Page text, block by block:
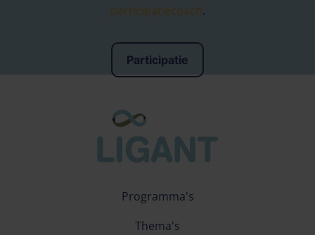
participatiecoach.
Participatie
Programma's
Thema's